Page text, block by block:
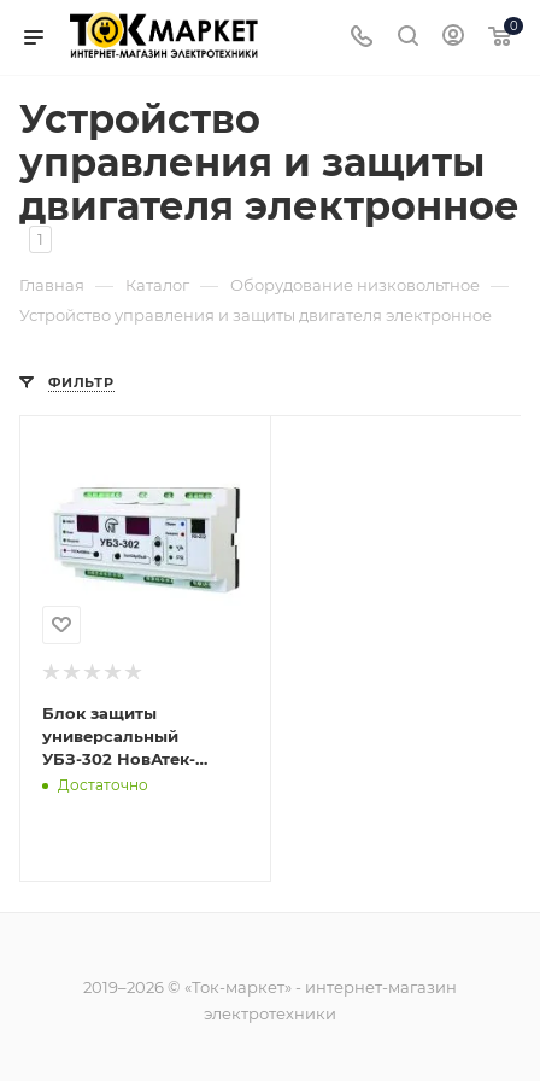
0
Устройство
управления и защиты
двигателя электронное
1
Главная — Каталог — Оборудование низковольтное —
Устройство управления и защиты двигателя электронное
ФИЛЬТР
Блок защиты
универсальный
УБЗ-302 НовАтек-
Электро 3425603302
Достаточно
2019–2026 © «Ток-маркет» - интернет-магазин
электротехники